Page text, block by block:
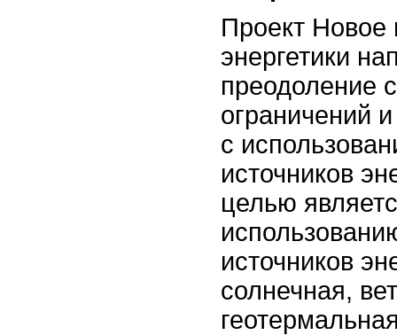
Проект Новое
энергетики
преодоление
ограничений
с
источников
целью
источников
солнечная,